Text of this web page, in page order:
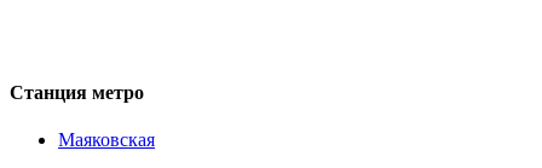
Станция метро
Маяковская